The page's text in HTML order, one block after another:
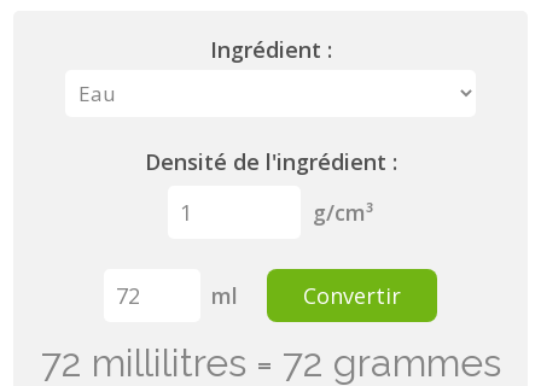
Ingrédient :
Densité de l'ingrédient :
g/cm³
ml Convertir
72 millilitres = 72 grammes